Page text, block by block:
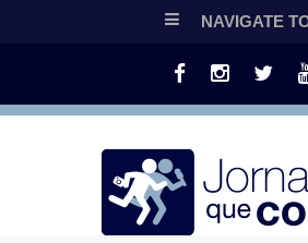
NAVIGATE